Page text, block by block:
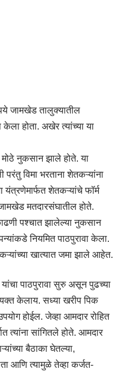
जामखेड तालुक्यातील
केला होता. अखेर त्यांच्या या
मोठे नुकसान झाले होते. या
विमा भरताना शेतकऱ्यांना
यंत्रणेमार्फत शेतकऱ्यांचे फॉर्म
मतदारसंघातील होते.
पश्चात झालेल्या नुकसान
नियमित पाठपुरावा केला.
खात्यात जमा झाले आहेत.
पाठपुरावा सुरु असून पुढच्या
केलाय. सध्या खरीप पिक
होईल. जेव्हा आमदार रोहित
त्यांना सांगितले होते. आमदार
बैठाका घेतल्या,
आणि त्यामुळे तेव्हा कर्जत-